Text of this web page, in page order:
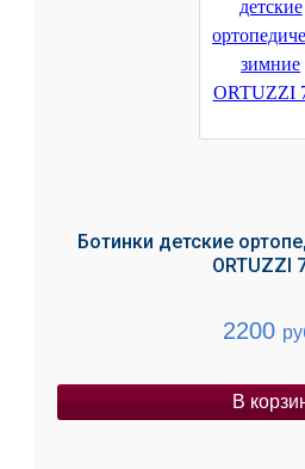
Ботинки детские
ORTUZZI
2200
В